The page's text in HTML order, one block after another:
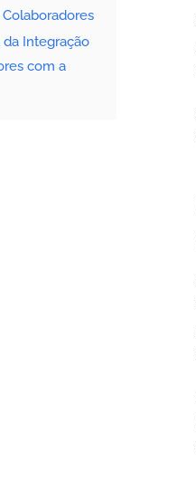
da Integração
com a